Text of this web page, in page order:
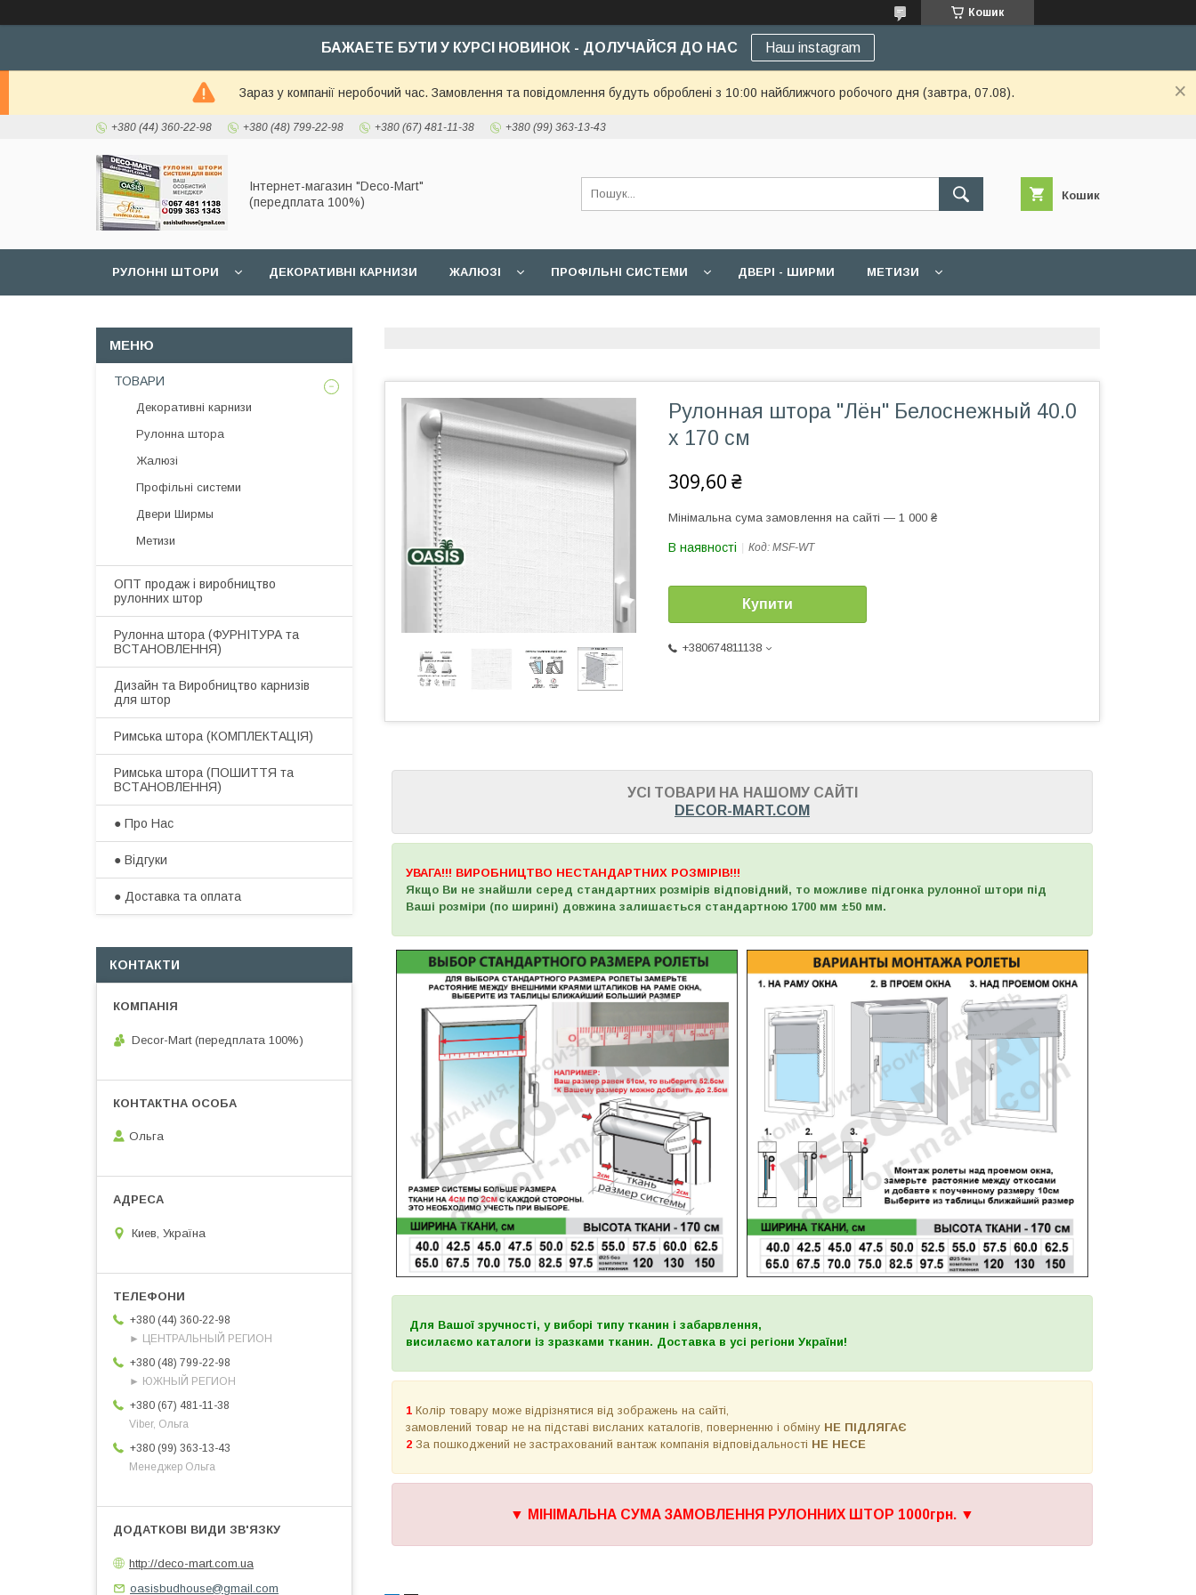
Кошик
БАЖАЕТЕ БУТИ У КУРСІ НОВИНОК - ДОЛУЧАЙСЯ ДО НАС Наш instagram
Зараз у компанії неробочий час. Замовлення та повідомлення будуть оброблені з 10:00 найближчого робочого дня (завтра, 07.08).
+380 (44) 360-22-98 +380 (48) 799-22-98 +380 (67) 481-11-38 +380 (99) 363-13-43
Інтернет-магазин "Deco-Mart"
(передплата 100%)
Кошик
РУЛОННІ ШТОРИ ДЕКОРАТИВНІ КАРНИЗИ ЖАЛЮЗІ ПРОФІЛЬНІ СИСТЕМИ ДВЕРІ - ШИРМИ МЕТИЗИ
Рулонная штора "Лён" Белоснежный 40.0
x 170 см
309,60 ₴
Мінімальна сума замовлення на сайті — 1 000 ₴
В наявності Код: MSF-WT
Купити
+380674811138
УСІ ТОВАРИ НА НАШОМУ САЙТІ
DECOR-MART.COM
УВАГА!!! ВИРОБНИЦТВО НЕСТАНДАРТНИХ РОЗМІРІВ!!!
Якщо Ви не знайшли серед стандартних розмірів відповідний, то можливе підгонка рулонної штори під
Ваші розміри (по ширині) довжина залишається стандартною 1700 мм ±50 мм.
Для Вашої зручності, у виборі типу тканин і забарвлення,
висилаємо каталоги із зразками тканин. Доставка в усі регіони України!
1 Колір товару може відрізнятися від зображень на сайті,
замовлений товар не на підставі висланих каталогів, поверненню і обміну НЕ ПІДЛЯГАЄ
2 За пошкоджений не застрахований вантаж компанія відповідальності НЕ НЕСЕ
▼ МІНІМАЛЬНА СУМА ЗАМОВЛЕННЯ РУЛОННИХ ШТОР 1000грн. ▼
ТОВАРИ
Декоративні карнизи
Рулонна штора
Жалюзі
Профільні системи
Двери Ширмы
Метизи
ОПТ продаж і виробництво
рулонних штор
​Рулонна штора (ФУРНІТУРА та
ВСТАНОВЛЕННЯ)
Дизайн та Виробництво карнизів
для штор
​Римська штора (КОМПЛЕКТАЦІЯ)
Римська штора (ПОШИТТЯ та
ВСТАНОВЛЕННЯ)
● Про Нас
● Відгуки
● Доставка та оплата​
КОНТАКТИ
Decor-Mart (передплата 100%)
Ольга
Киев, Україна
+380 (44) 360-22-98
► ЦЕНТРАЛЬНЫЙ РЕГИОН
+380 (48) 799-22-98
► ЮЖНЫЙ РЕГИОН
+380 (67) 481-11-38
Viber, Ольга
+380 (99) 363-13-43
Менеджер Ольга
http://deco-mart.com.ua
oasisbudhouse@gmail.com